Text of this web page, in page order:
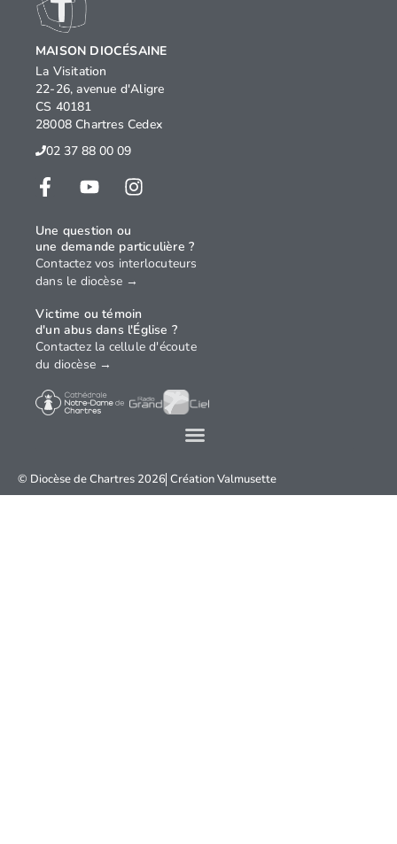
© Diocèse de Chartres 2026 CréationValmusette
MAISON DIOCÉSAINE
La Visitation
22-26, avenue d'Aligre
CS 40181
28008 Chartres Cedex
02 37 88 00 09
Une question ou
une demande particulière ?
Contactez vos interlocuteurs
dans le diocèse →
Victime ou témoin
d'un abus dans l'Église ?
Contactez la cellule d'écoute
du diocèse →